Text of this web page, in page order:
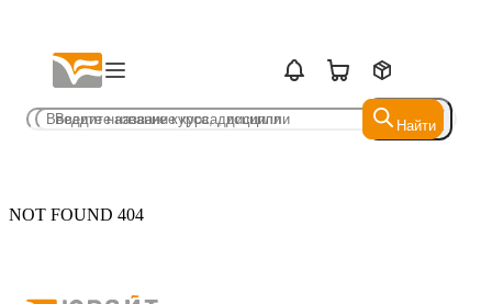
Найти
Найти
NOT FOUND 404